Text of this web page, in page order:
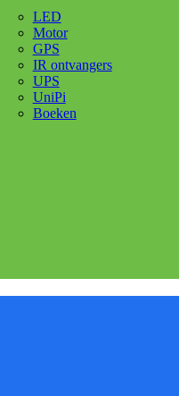
LED
Motor
GPS
IR ontvangers
UPS
UniPi
Boeken